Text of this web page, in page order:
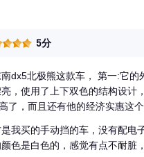
5分
南dx5北极熊这款车， 第一:它
，使用了上下双色的结构设
了，而且还有他的经济实惠这
说东南车的质量是非常可靠
是我买的手动挡的车，没有配
色是白色的，感觉有点不耐脏